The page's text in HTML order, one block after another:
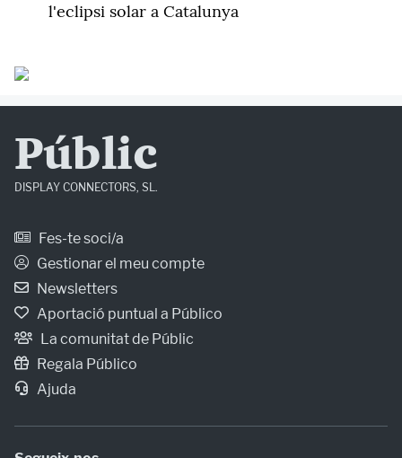
l'eclipsi solar a Catalunya
Públic
DISPLAY CONNECTORS, SL.
Fes-te soci/a
Gestionar el meu compte
Newsletters
Aportació puntual a Público
La comunitat de Públic
Regala Público
Ajuda